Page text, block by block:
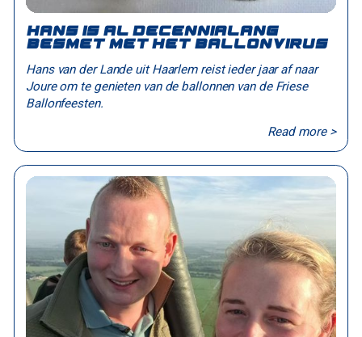
Hans is al decennialang
besmet met het ballonvirus
Hans van der Lande uit Haarlem reist ieder jaar af naar
Joure om te genieten van de ballonnen van de Friese
Ballonfeesten.
Read more >